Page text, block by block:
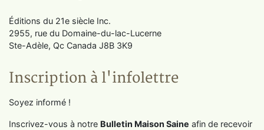
Éditions du 21e siècle Inc.
2955, rue du Domaine-du-lac-Lucerne
Ste-Adèle, Qc Canada J8B 3K9
Inscription à l'infolettre
Soyez informé !
Inscrivez-vous à notre Bulletin Maison Saine afin de recevoir